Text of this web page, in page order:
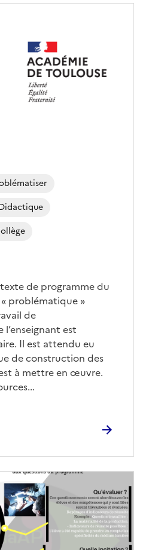
de programme du
problématique »
de
est
Il est attendu eu
de construction des
à mettre en œuvre.